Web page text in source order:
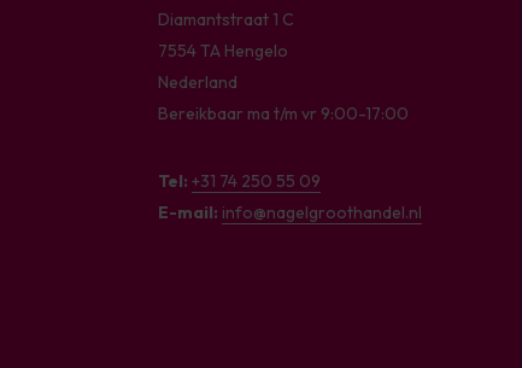
Diamantstraat 1 C
7554 TA Hengelo
Nederland
Bereikbaar ma t/m vr 9:00-17:00
Tel: +31 74 250 55 09
E-mail: info@nagelgroothandel.nl